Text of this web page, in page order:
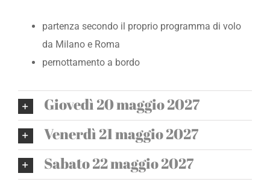
partenza secondo il proprio programma di volo
da Milano e Roma
pernottamento a bordo
Giovedì 20 maggio 2027
Venerdì 21 maggio 2027
Sabato 22 maggio 2027